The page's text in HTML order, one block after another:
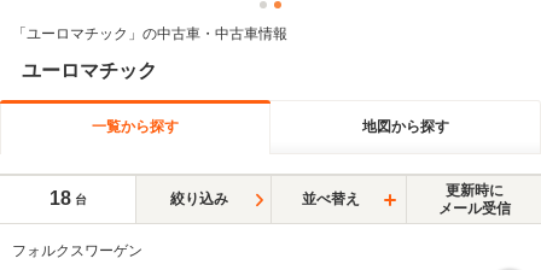
「ユーロマチック」の中古車・中古車情報
ユーロマチック
一覧から探す 地図から探す
18 台 絞り込み 並べ替え
更新時に
メール受信
フォルクスワーゲン